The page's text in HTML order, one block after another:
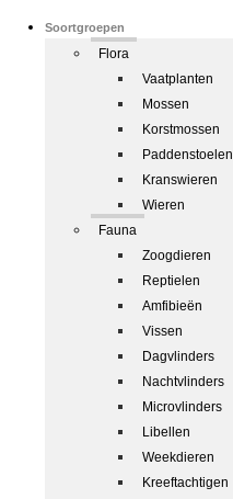
Soortgroepen
Flora
Vaatplanten
Mossen
Korstmossen
Paddenstoelen
Kranswieren
Wieren
Fauna
Zoogdieren
Reptielen
Amfibieën
Vissen
Dagvlinders
Nachtvlinders
Microvlinders
Libellen
Weekdieren
Kreeftachtigen